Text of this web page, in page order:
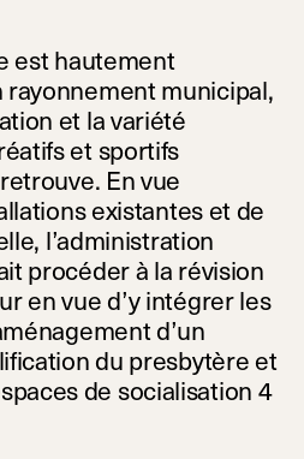
est hautement
municipal,
et la variété
et sportifs
En vue
existantes et de
l’administration
procéder à la révision
en vue d’y intégrer les
d’un
du presbytère et
de socialisation 4